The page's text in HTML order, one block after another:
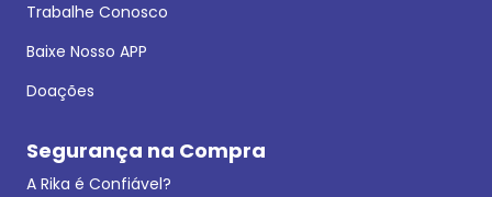
Trabalhe Conosco
Baixe Nosso APP
Doações
Segurança na Compra
A Rika é Confiável?